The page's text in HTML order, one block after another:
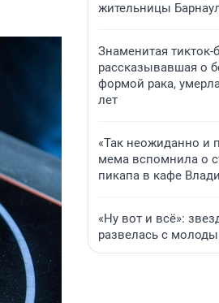
жительницы
Знаменитая тикток-
рассказывавшая о
формой рака,
лет
«Так неожиданно и
мема вспомнила о
пикапа в кафе
«Ну вот и всё»:
развелась с